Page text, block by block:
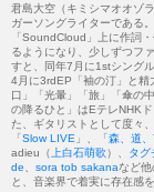
君島大空（キミシマオオゾ
ガーソングライターである
「SoundCloud」上に作詞
るようになり、少しずつフ
すと、同年7月に1stシング
4月に3rdEP「袖の汀」と精
口」「光暈」「旅」「傘の
の降るひと」はEテレNHK
た、ギタリストとして度々
「Slow LIVE 」、「森、道
adieu（ 上白石萌歌）、 タグ
de
sora tob sakanaなど他
と、音楽界で着実に存在感